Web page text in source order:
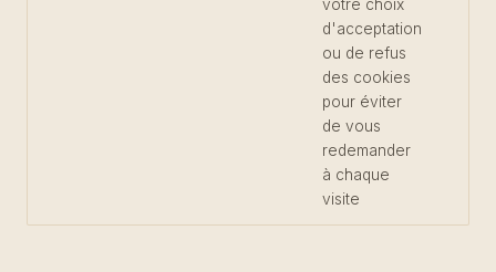
votre choix
d'acceptation
ou de refus
des cookies
pour éviter
de vous
redemander
à chaque
visite